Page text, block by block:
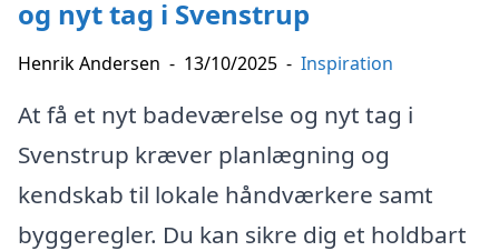
og nyt tag i Svenstrup
Henrik Andersen - 13/10/2025 - Inspiration
At få et nyt badeværelse og nyt tag i
Svenstrup kræver planlægning og
kendskab til lokale håndværkere samt
byggeregler. Du kan sikre dig et holdbart